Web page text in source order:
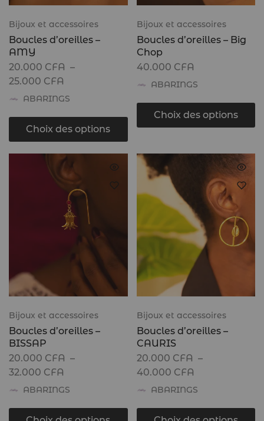
Bijoux et accessoires
Boucles d’oreilles –
AMY
20.000 CFA –
25.000 CFA
ABARINGS
Choix des options
Bijoux et accessoires
Boucles d’oreilles – Big
Chop
40.000 CFA
ABARINGS
Choix des options
Bijoux et accessoires
Boucles d’oreilles –
BISSAP
20.000 CFA –
32.000 CFA
ABARINGS
Bijoux et accessoires
Boucles d’oreilles –
CAURIS
20.000 CFA –
40.000 CFA
ABARINGS